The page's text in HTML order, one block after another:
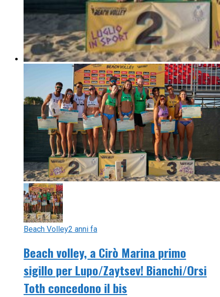
Beach Volley2 anni fa
Beach volley, a Cirò Marina primo
sigillo per Lupo/Zaytsev! Bianchi/Orsi
Toth concedono il bis